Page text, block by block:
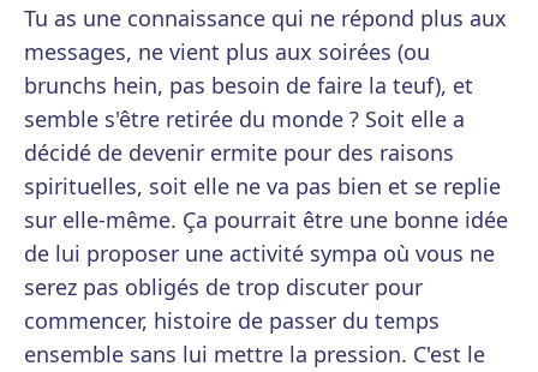
Tu as une connaissance qui ne répond plus aux
messages, ne vient plus aux soirées (ou
brunchs hein, pas besoin de faire la teuf), et
semble s'être retirée du monde ? Soit elle a
décidé de devenir ermite pour des raisons
spirituelles, soit elle ne va pas bien et se replie
sur elle-même. Ça pourrait être une bonne idée
de lui proposer une activité sympa où vous ne
serez pas obligés de trop discuter pour
commencer, histoire de passer du temps
ensemble sans lui mettre la pression. C'est le